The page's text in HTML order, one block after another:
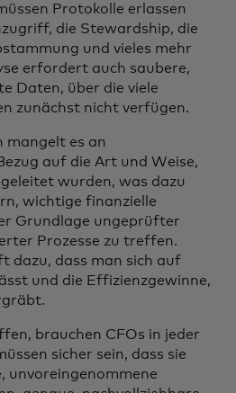
Protokolle erlassen
die Stewardship, die
und vieles mehr
erfordert auch saubere,
Daten, über die viele
zunächst nicht verfügen.
mangelt es an
auf die Art und Weise,
wurden, was dazu
wichtige finanzielle
Grundlage ungeprüfter
Prozesse zu treffen.
dazu, dass man sich auf
und die Effizienzgewinne,
brauchen CFOs in jeder
sicher sein, dass sie
unvoreingenommene